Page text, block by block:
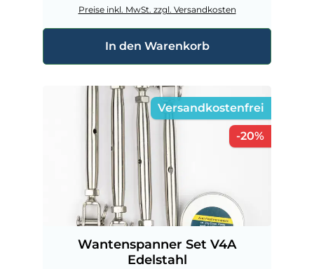
Preise inkl. MwSt. zzgl. Versandkosten
In den Warenkorb
Versandkostenfrei
-20%Rabatt
Wantenspanner Set V4A
Edelstahl